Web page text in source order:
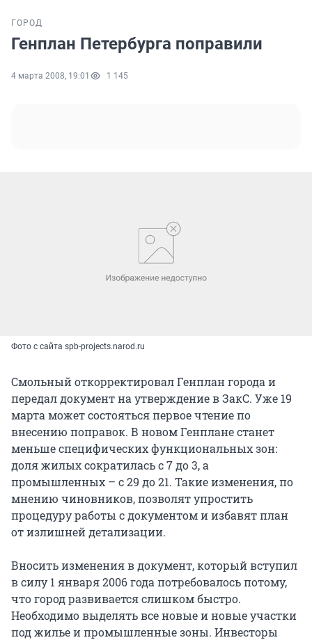
ГОРОД
Генплан Петербурга поправили
4 марта 2008, 19:01 1 145
Фото с сайта spb-projects.narod.ru
Смольный откорректировал Генплан города и
передал документ на утверждение в ЗакС. Уже 19
марта может состояться первое чтение по
внесению поправок. В новом Генплане станет
меньше специфических функциональных зон:
доля жилых сократилась с 7 до 3, а
промышленных – с 29 до 21. Такие изменения, по
мнению чиновников, позволят упростить
процедуру работы с документом и избавят план
от излишней детализации.
Вносить изменения в документ, который вступил
в силу 1 января 2006 года потребовалось потому,
что город развивается слишком быстро.
Необходимо выделять все новые и новые участки
под жилье и промышленные зоны. Инвесторы